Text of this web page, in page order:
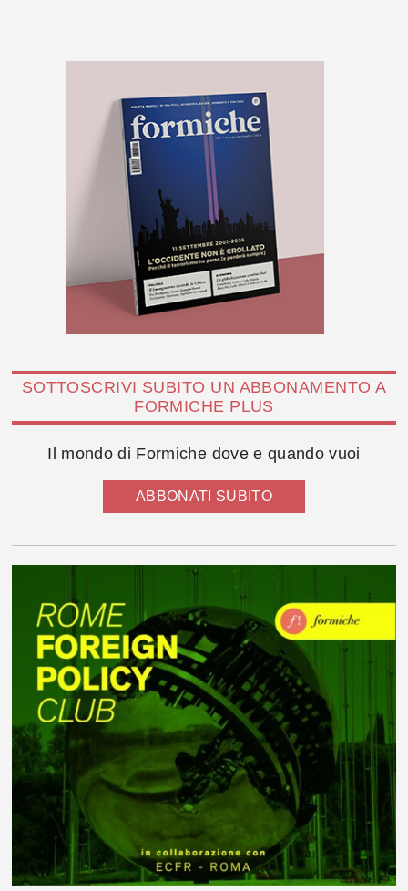
SOTTOSCRIVI SUBITO UN ABBONAMENTO A
FORMICHE PLUS
Il mondo di Formiche dove e quando vuoi
ABBONATI SUBITO